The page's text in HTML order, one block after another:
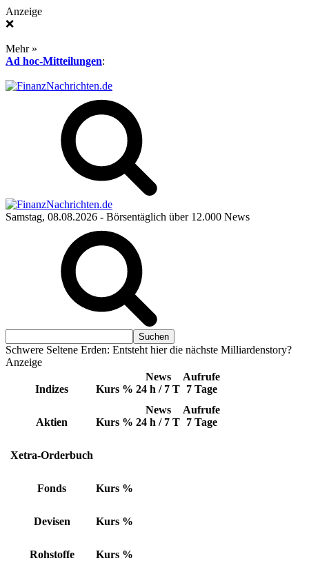
Anzeige
❌
Mehr »
Ad hoc-Mitteilungen:
Samstag, 08.08.2026 - Börsentäglich über 12.000 News
Schwere Seltene Erden: Entsteht hier die nächste Milliardenstory?
Anzeige
Indizes Kurs %
News
24 h / 7 T
Aufrufe
7 Tage
Aktien Kurs %
News
24 h / 7 T
Aufrufe
7 Tage
Xetra-Orderbuch
Fonds Kurs %
Devisen Kurs %
Rohstoffe Kurs %